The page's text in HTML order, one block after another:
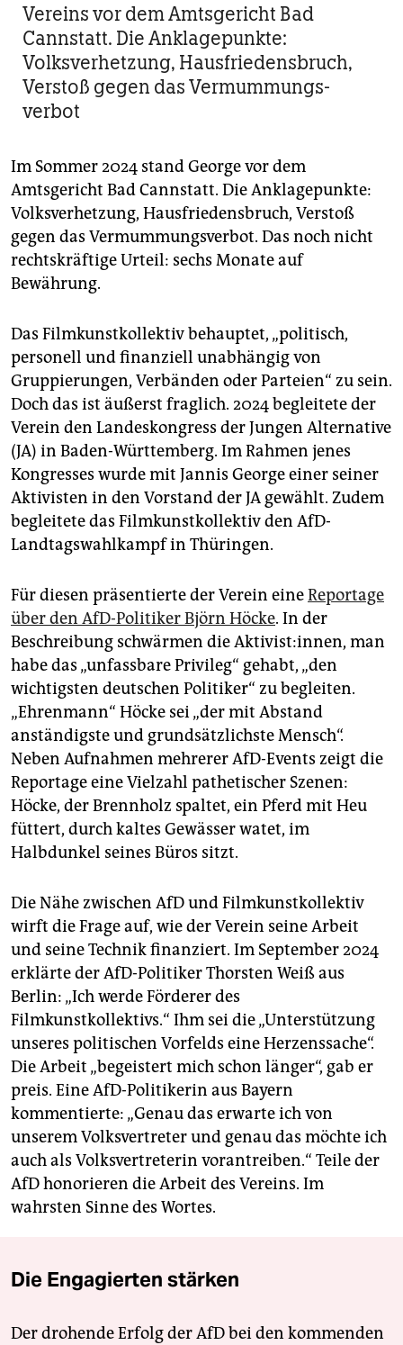
Vereins vor dem Amtsgericht Bad
Cannstatt. Die Anklagepunkte:
Volksverhetzung, Hausfriedensbruch,
Verstoß gegen das Vermummungs-
verbot
Im Sommer 2024 stand George vor dem
Amtsgericht Bad Cannstatt. Die Anklagepunkte:
Volksverhetzung, Hausfriedensbruch, Verstoß
gegen das Vermummungsverbot. Das noch nicht
rechtskräftige Urteil: sechs Monate auf
Bewährung.
Das Filmkunstkollektiv behauptet, „politisch,
personell und finanziell unabhängig von
Gruppierungen, Verbänden oder Parteien“ zu sein.
Doch das ist äußerst fraglich. 2024 begleitete der
Verein den Landeskongress der Jungen Alternative
(JA) in Baden-Württemberg. Im Rahmen jenes
Kongresses wurde mit Jannis George einer seiner
Aktivisten in den Vorstand der JA gewählt. Zudem
begleitete das Filmkunstkollektiv den AfD-
Landtagswahlkampf in Thüringen.
Für diesen präsentierte der Verein eineReportage
über den AfD-Politiker Björn Höcke. In der
Beschreibung schwärmen die Aktivist:innen, man
habe das „unfassbare Privileg“ gehabt, „den
wichtigsten deutschen Politiker“ zu begleiten.
„Ehrenmann“ Höcke sei „der mit Abstand
anständigste und grundsätzlichste Mensch“.
Neben Aufnahmen mehrerer AfD-Events zeigt die
Reportage eine Vielzahl pathetischer Szenen:
Höcke, der Brennholz spaltet, ein Pferd mit Heu
füttert, durch kaltes Gewässer watet, im
Halbdunkel seines Büros sitzt.
Die Nähe zwischen AfD und Filmkunstkollektiv
wirft die Frage auf, wie der Verein seine Arbeit
und seine Technik finanziert. Im September 2024
erklärte der AfD-Politiker Thorsten Weiß aus
Berlin: „Ich werde Förderer des
Filmkunstkollektivs.“ Ihm sei die „Unterstützung
unseres politischen Vorfelds eine Herzenssache“.
Die Arbeit „begeistert mich schon länger“, gab er
preis. Eine AfD-Politikerin aus Bayern
kommentierte: „Genau das erwarte ich von
unserem Volksvertreter und genau das möchte ich
auch als Volksvertreterin vorantreiben.“ Teile der
AfD honorieren die Arbeit des Vereins. Im
wahrsten Sinne des Wortes.
Die Engagierten stärken
Der drohende Erfolg der AfD bei den kommenden